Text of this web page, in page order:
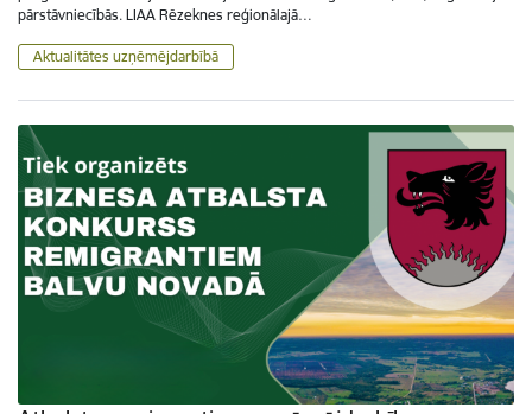
pārstāvniecībās. LIAA Rēzeknes reģionālajā…
Aktualitātes uzņēmējdarbībā